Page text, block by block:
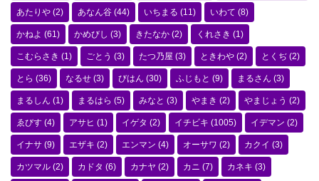
あたりや (2) あなん谷 (44) いちまる (11) いわて (8)
かねよ (61) かめびし (3) きたなか (2) くれさき (1)
こむらさき (1) ごとう (3) たつ乃屋 (3) ときわや (2) とくぢ (2)
とら (36) なるせ (3) びはん (30) ふじもと (9) まるさん (3)
まるしん (1) まるはら (5) みなと (3) やまき (2) やまじょう (2)
ゑびす (4) アサヒ (1) イゲタ (2) イチビキ (1005) イデマン (2)
イナサ (9) エザキ (2) エンマン (4) オーサワ (2) カクイ (3)
カツマル (2) カドタ (6) カナヤ (2) カニ (7) カネキ (3)